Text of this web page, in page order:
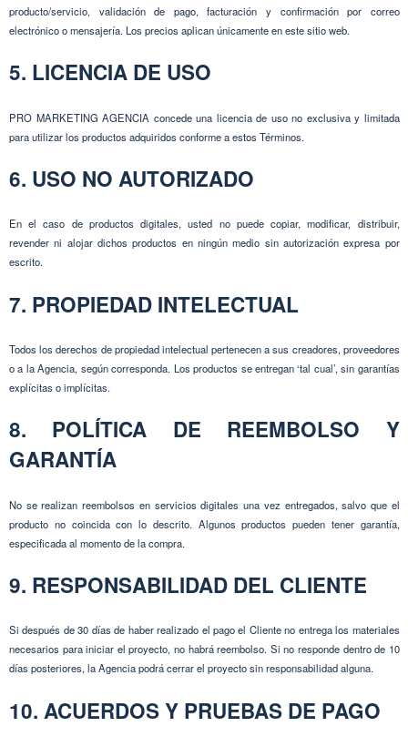
producto/servicio, validación de pago, facturación y confirmación por correo
electrónico o mensajería. Los precios aplican únicamente en este sitio web.
5. LICENCIA DE USO
PRO MARKETING AGENCIA concede una licencia de uso no exclusiva y limitada
para utilizar los productos adquiridos conforme a estos Términos.
6. USO NO AUTORIZADO
En el caso de productos digitales, usted no puede copiar, modificar, distribuir,
revender ni alojar dichos productos en ningún medio sin autorización expresa por
escrito.
7. PROPIEDAD INTELECTUAL
Todos los derechos de propiedad intelectual pertenecen a sus creadores, proveedores
o a la Agencia, según corresponda. Los productos se entregan ‘tal cual’, sin garantías
explícitas o implícitas.
8. POLÍTICA DE REEMBOLSO Y
GARANTÍA
No se realizan reembolsos en servicios digitales una vez entregados, salvo que el
producto no coincida con lo descrito. Algunos productos pueden tener garantía,
especificada al momento de la compra.
9. RESPONSABILIDAD DEL CLIENTE
Si después de 30 días de haber realizado el pago el Cliente no entrega los materiales
necesarios para iniciar el proyecto, no habrá reembolso. Si no responde dentro de 10
días posteriores, la Agencia podrá cerrar el proyecto sin responsabilidad alguna.
10. ACUERDOS Y PRUEBAS DE PAGO